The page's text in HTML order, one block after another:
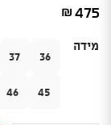
₪ 475
מידה
36
37
45
46